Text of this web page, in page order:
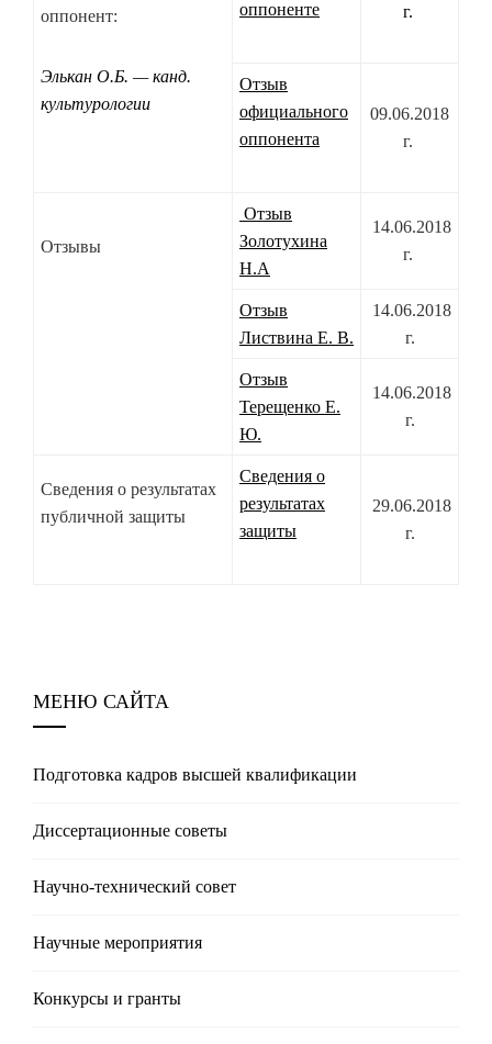
оппонент:
Элькан О.Б. — канд.
культурологии
оппоненте г.
Отзыв
официального
оппонента
09.06.2018
г.
Отзывы
Отзыв
Золотухина
Н.А
14.06.2018
г.
Отзыв
Листвина Е. В.
14.06.2018
г.
Отзыв
Терещенко Е.
Ю.
14.06.2018
г.
Сведения о результатах
публичной защиты
Сведения о
результатах
защиты
29.06.2018
г.
МЕНЮ САЙТА
Подготовка кадров высшей квалификации
Диссертационные советы
Научно-технический совет
Научные мероприятия
Конкурсы и гранты